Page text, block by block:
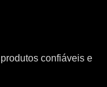
confiáveis e